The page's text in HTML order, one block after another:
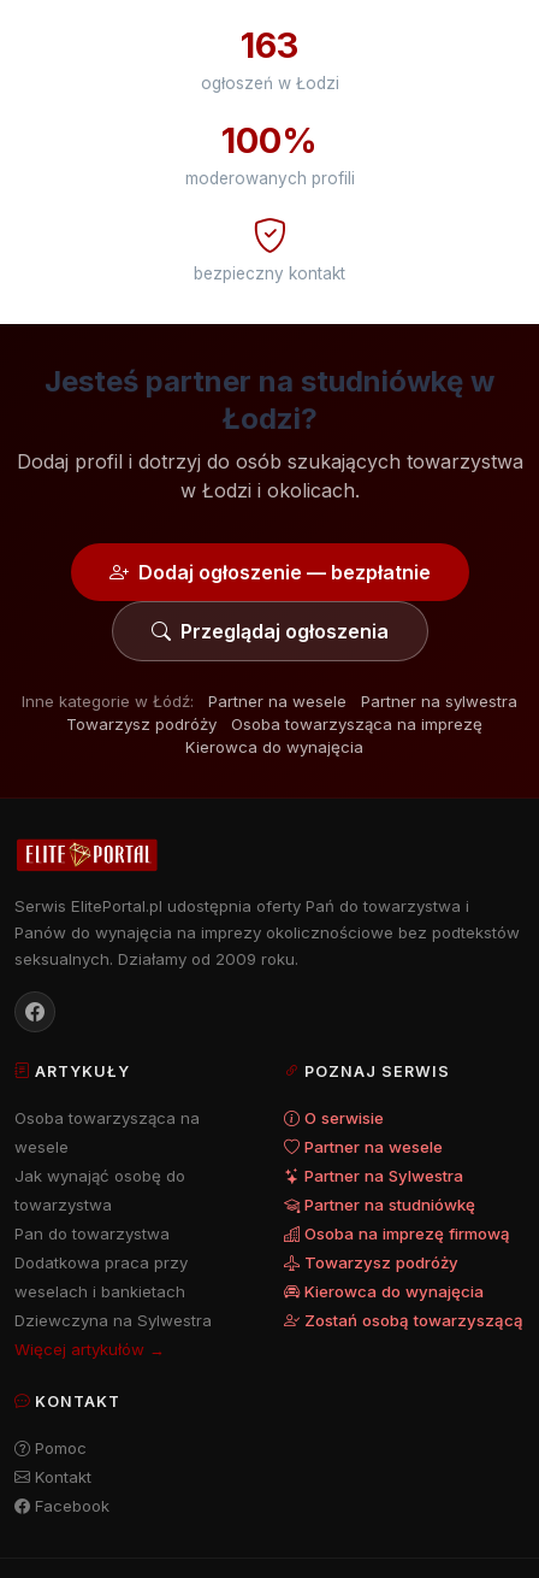
163
ogłoszeń w Łodzi
100%
moderowanych profili
bezpieczny kontakt
Jesteś partner na studniówkę w
Łodzi?
Dodaj profil i dotrzyj do osób szukających towarzystwa
w Łodzi i okolicach.
Dodaj ogłoszenie — bezpłatnie
Przeglądaj ogłoszenia
Inne kategorie w Łódź: Partner na wesele
Partner na sylwestra
Towarzysz podróży
Osoba towarzysząca na imprezę
Kierowca do wynajęcia
Serwis ElitePortal.pl udostępnia oferty Pań do towarzystwa i
Panów do wynajęcia na imprezy okolicznościowe bez podtekstów
seksualnych. Działamy od 2009 roku.
ARTYKUŁY
Osoba towarzysząca na
wesele
Jak wynająć osobę do
towarzystwa
Pan do towarzystwa
Dodatkowa praca przy
weselach i bankietach
Dziewczyna na Sylwestra
Więcej artykułów →
POZNAJ SERWIS
O serwisie
Partner na wesele
Partner na Sylwestra
Partner na studniówkę
Osoba na imprezę firmową
Towarzysz podróży
Kierowca do wynajęcia
Zostań osobą towarzyszącą
KONTAKT
Pomoc
Kontakt
Facebook